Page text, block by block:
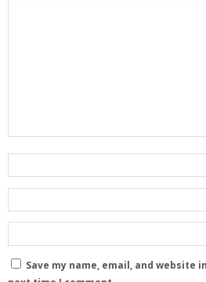
Save my name, email, and website